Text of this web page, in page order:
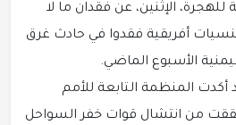
الإثنين، عن فقدان ما لا
من جنسيات أفريقية فقدوا في حادث غرق
الأسبوع الماضي.
المنظمة التابعة للأمم
من انتشال قوات خفر السواحل